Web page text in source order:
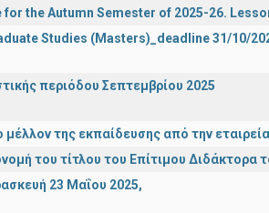
the Autumn Semester of 2025-26.
Studies (Masters)_deadline 31/10/
περιόδου Σεπτεμβρίου 2025
μέλλον της εκπαίδευσης από την
του τίτλου του Επίτιμου
23 Μαΐου 2025,